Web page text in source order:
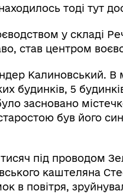
тоді тут
у складі
став центром
Калиновський. В
будинків, 5
засновано
був його
під проводом
каштеляна
в повітря,